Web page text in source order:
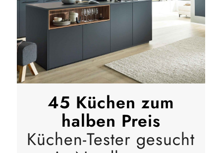
45 Küchen zum
halben Preis
Küchen-Tester gesucht